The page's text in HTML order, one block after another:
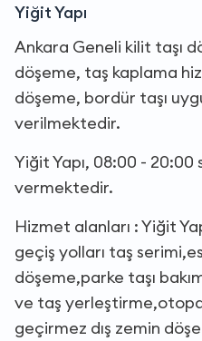
Yiğit Yapı
Ankara Geneli kilit taşı
döşeme, taş kaplama
döşeme, bordür taşı
verilmektedir.
Yiğit Yapı, 08:00 -
vermektedir.
Hizmet alanları : Yiğit
geçiş yolları taş
döşeme,parke taşı
ve taş
geçirmez dış zemin